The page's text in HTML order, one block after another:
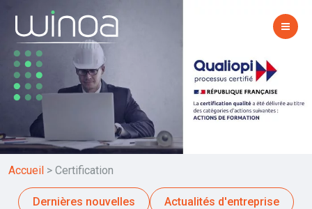
Accueil > Certification
Dernières nouvelles Actualités d'entreprise